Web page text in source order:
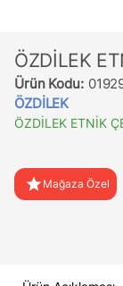
ÖZDİLEK
Ürün Kodu:
ÖZDİLEK
ÖZDİLEK ETNİK
star Mağaza Özel